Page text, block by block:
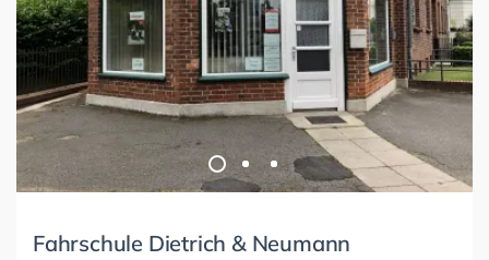
Fahrschule Dietrich & Neumann